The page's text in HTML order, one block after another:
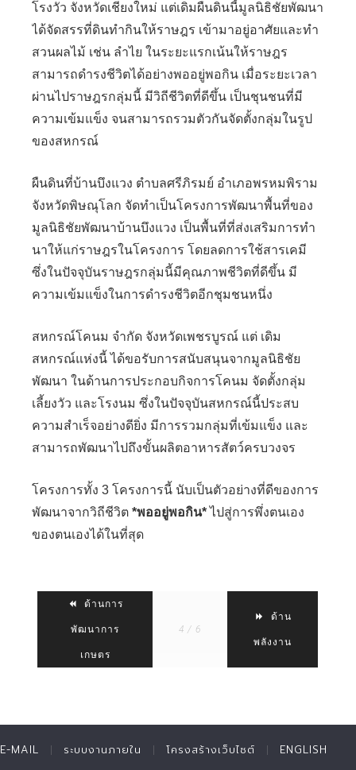
โรงวัว จังหวัดเชียงใหม่ แต่เดิมผืนดินนี้มูลนิธิชัยพัฒนา
ได้จัดสรรที่ดินทำกินให้ราษฎร เข้ามาอยู่อาศัยและทำ
สวนผลไม้ เช่น ลำไย ในระยะแรกเน้นให้ราษฎร
สามารถดำรงชีวิตได้อย่างพออยู่พอกิน เมื่อระยะเวลา
ผ่านไปราษฎรกลุ่มนี้ มีวิถีชีวิตที่ดีขึ้น เป็นชุนชนที่มี
ความเข้มแข็ง จนสามารถรวมตัวกันจัดตั้งกลุ่มในรูป
ของสหกรณ์
ผืนดินที่บ้านบึงแวง ตำบลศรีภิรมย์ อำเภอพรหมพิราม
จังหวัดพิษณุโลก จัดทำเป็นโครงการพัฒนาพื้นที่ของ
มูลนิธิชัยพัฒนาบ้านบึงแวง เป็นพื้นที่ที่ส่งเสริมการทำ
นาให้แก่ราษฎรในโครงการ โดยลดการใช้สารเคมี
ซึ่งในปัจจุบันราษฎรกลุ่มนี้มีคุณภาพชีวิตที่ดีขึ้น มี
ความเข้มแข็งในการดำรงชีวิตอีกชุมชนหนึ่ง
สหกรณ์โคนม จำกัด จังหวัดเพชรบูรณ์ แต่ เดิม
สหกรณ์แห่งนี้ ได้ขอรับการสนับสนุนจากมูลนิธิชัย
พัฒนา ในด้านการประกอบกิจการโคนม จัดตั้งกลุ่ม
เลี้ยงวัว และโรงนม ซึ่งในปัจจุบันสหกรณ์นี้ประสบ
ความสำเร็จอย่างดียิ่ง มีการรวมกลุ่มที่เข้มแข็ง และ
สามารถพัฒนาไปถึงขั้นผลิตอาหารสัตว์ครบวงจร
โครงการทั้ง 3 โครงการนี้ นับเป็นตัวอย่างที่ดีของการ
พัฒนาจากวิถีชีวิต *พออยู่พอกิน*ไปสู่การพึ่งตนเอง
ของตนเองได้ในที่สุด
ด้านการ
พัฒนาการ
เกษตร
4 / 6
ด้าน
พลังงาน
E-MAIL ระบบงานภายใน โครงสร้างเว็บไซต์ ENGLISH